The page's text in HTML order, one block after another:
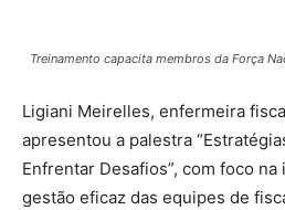
Treinamento capacita membros da Força
Ligiani Meirelles, enfermeira
apresentou a palestra
Enfrentar Desafios”, com foco
gestão eficaz das equipes de